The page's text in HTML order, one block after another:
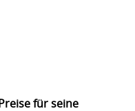
für seine